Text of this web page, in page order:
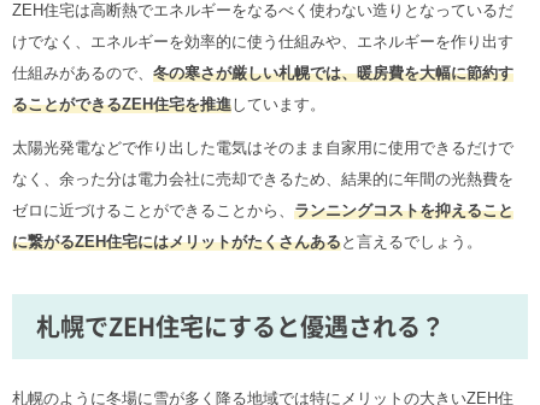
ZEH住宅は高断熱でエネルギーをなるべく使わない造りとなっているだ
けでなく、エネルギーを効率的に使う仕組みや、エネルギーを作り出す
仕組みがあるので、 冬の寒さが厳しい札幌では、暖房費を大幅に節約す
ることができるZEH住宅を推進しています。
太陽光発電などで作り出した電気はそのまま自家用に使用できるだけで
なく、余った分は電力会社に売却できるため、結果的に年間の光熱費を
ゼロに近づけることができることから、 ランニングコストを抑えること
に繋がるZEH住宅にはメリットがたくさんあると言えるでしょう。
札幌でZEH住宅にすると優遇される？
札幌のように冬場に雪が多く降る地域では特にメリットの大きいZEH住